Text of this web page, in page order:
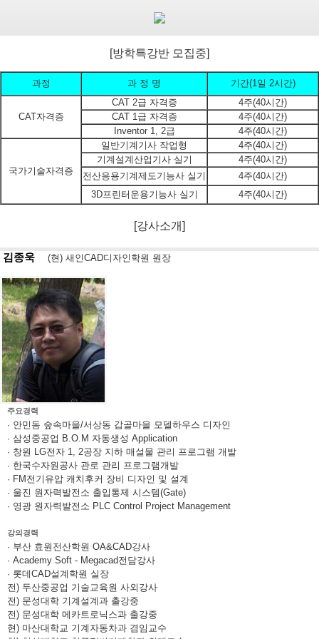
[방학특강반 모집중]
과정 과 정 명 기간(1일 2시간)
CAT자격증
CAT 2급 자격증
4주(40시간)
CAT 1급 자격증
4주(40시간)
Inventor 1, 2급
4주(40시간)
국가기술자격증
일반기계기사 작업형
4주(40시간)
기계설계산업기사 실기
4주(40시간)
전산응용기계제도기능사 실기
4주(40시간)
3D프린터운용기능사 실기
4주(40시간)
[강사소개]
김종욱 (현) 새인CAD디자인학원 원장
주요경력
· 안민동 숲속마을/서상동 갑골마을 모델하우스 디자인
· 삼성중공업 B.O.M 자동생성 Application
· 창원 LG전자 1, 2공장 지하 매설물 관리 프로그램 개발
· 한국수자원공사 관로 관리 프로그램개발
· FM전기유압 캐치후커 장비 디자인 및 설계
· 울진 원자력발전소 출입통제 시스템(Gate)
· 영광 원자력발전소 PLC Control Project Management
강의경력
· 부산 효원전산학원 OA&CAD강사
· Academy Soft - Megacad전담강사
· 롯데CAD설계학원 실장
전) 두산중공업 기술교육원 사외강사
전) 문성대학 기계설계과 출강중
전) 문성대학 메카트로닉스과 출강중
현) 마산대학교 기계자동차과 겸임교수